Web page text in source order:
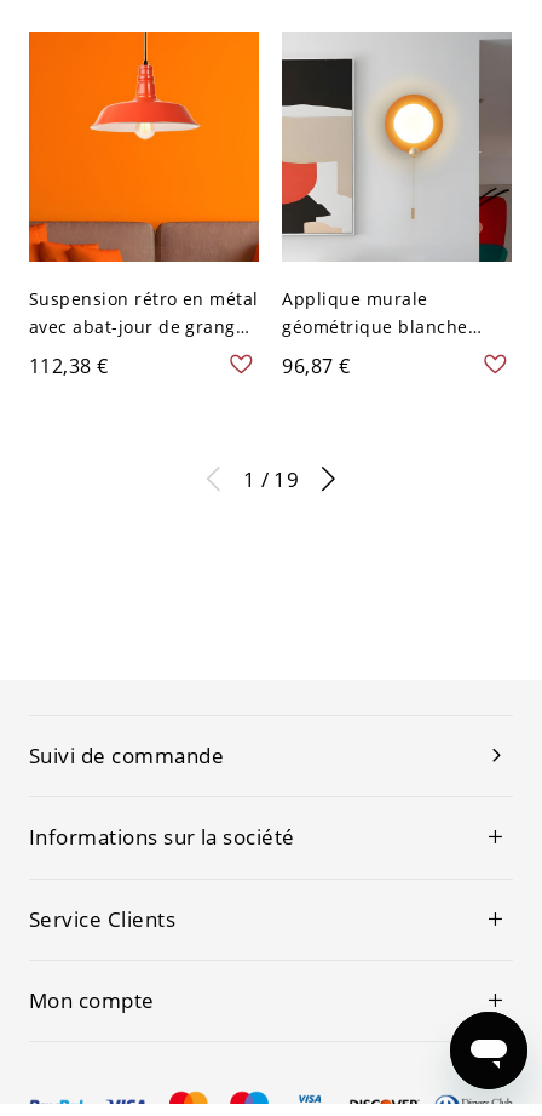
Éclairage de Salon
Suspension rétro en métal
avec abat-jour de grange
en orange pour salon, 10"
112,38 €
Applique murale
géométrique blanche
moderne à LED avec
interrupteur à chaînette -
96,87 €
1 / 19
Suivi de commande
Informations sur la société
Service Clients
Mon compte